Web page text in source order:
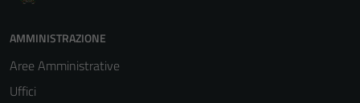
AMMINISTRAZIONE
Aree Amministrative
Uffici